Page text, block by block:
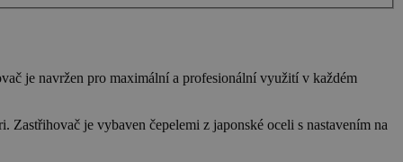
je navržen pro maximální a profesionální využití v každém
je vybaven čepelemi z japonské oceli s nastavením na